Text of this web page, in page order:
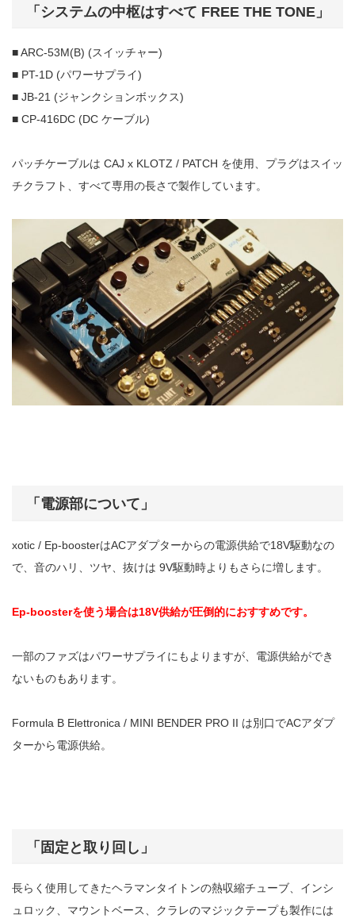
「システムの中枢はすべて FREE THE TONE」
■ ARC-53M(B) (スイッチャー)
■ PT-1D (パワーサプライ)
■ JB-21 (ジャンクションボックス)
■ CP-416DC (DC ケーブル)
パッチケーブルは CAJ x KLOTZ / PATCH を使用、プラグはスイッ
チクラフト、すべて専用の長さで製作しています。
「電源部について」
xotic / Ep-boosterはACアダプターからの電源供給で18V駆動なの
で、音のハリ、ツヤ、抜けは 9V駆動時よりもさらに増します。
Ep-boosterを使う場合は18V供給が圧倒的におすすめです。
一部のファズはパワーサプライにもよりますが、電源供給ができ
ないものもあります。
Formula B Elettronica / MINI BENDER PRO II は別口でACアダプ
ターから電源供給。
「固定と取り回し」
長らく使用してきたヘラマンタイトンの熱収縮チューブ、インシ
ュロック、マウントベース、クラレのマジックテープも製作には